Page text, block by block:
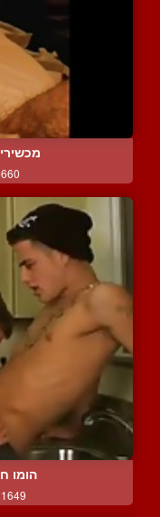
6660
הומו
21649